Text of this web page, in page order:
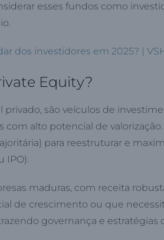
esses fundos como
dos investidores em 2025? |
Equity?
privado, são veículos de
alto potencial de
para reestruturar e
IPO).
maduras, com receita
de crescimento ou que
governança e estratégias